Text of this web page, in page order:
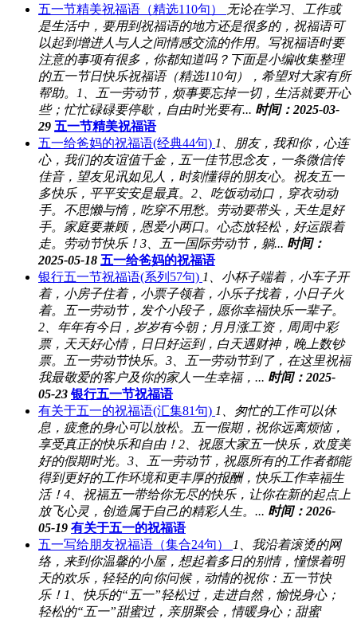
五一节精美祝福语（精选110句）
无论在学习、工作或
是生活中，要用到祝福语的地方还是很多的，祝福语可
以起到增进人与人之间情感交流的作用。写祝福语时要
注意的事项有很多，你都知道吗？下面是小编收集整理
的五一节日快乐祝福语（精选110句），希望对大家有所
帮助。1、五一劳动节，烦事要忘掉一切，生活就要开心
些；忙忙碌碌要停歇，自由时光要有... 时间：2025-03-
29 五一节精美祝福语
五一给爸妈的祝福语(经典44句) 1、朋友，我和你，心连
心，我们的友谊值千金，五一佳节思念友，一条微信传
佳音，望友见讯如见人，时刻懂得的朋友心。祝友五一
多快乐，平平安安是最真。2、吃饭动动口，穿衣动动
手。不思懒与惰，吃穿不用愁。劳动要带头，天生是好
手。家庭要兼顾，恩爱小两口。心态放轻松，好运跟着
走。劳动节快乐！3、五一国际劳动节，躺... 时间：
2025-05-18 五一给爸妈的祝福语
银行五一节祝福语(系列57句) 1、小杯子端着，小车子开
着，小房子住着，小票子领着，小乐子找着，小日子火
着。五一劳动节，发个小段子，愿你幸福快乐一辈子。
2、年年有今日，岁岁有今朝；月月涨工资，周周中彩
票，天天好心情，日日好运到，白天遇财神，晚上数钞
票。五一劳动节快乐。3、五一劳动节到了，在这里祝福
我最敬爱的客户及你的家人一生幸福，... 时间：2025-
05-23 银行五一节祝福语
有关于五一的祝福语(汇集81句) 1、匆忙的工作可以休
息，疲惫的身心可以放松。五一假期，祝你远离烦恼，
享受真正的快乐和自由！2、祝愿大家五一快乐，欢度美
好的假期时光。3、五一劳动节，祝愿所有的工作者都能
得到更好的工作环境和更丰厚的报酬，快乐工作幸福生
活！4、祝福五一带给你无尽的快乐，让你在新的起点上
放飞心灵，创造属于自己的精彩人生。... 时间：2026-
05-19 有关于五一的祝福语
五一写给朋友祝福语（集合24句）
1、我沿着滚烫的网
络，来到你温馨的小屋，想起着多日的别情，憧憬着明
天的欢乐，轻轻的向你问候，动情的祝你：五一节快
乐！1、快乐的“五一”轻松过，走进自然，愉悦身心；
轻松的“五一”甜蜜过，亲朋聚会，情暖身心；甜蜜